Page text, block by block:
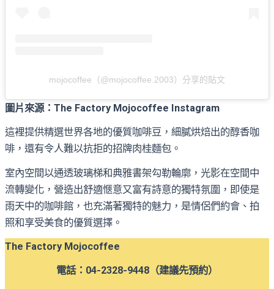
mojocoffee（@mojocoffee.2003）分享的貼文
圖片來源：The Factory Mojocoffee Instagram
這裡提供精選世界各地的優質咖啡豆，細膩烘焙出的醇香咖
啡，還有令人難以抗拒的招牌肉桂麵包。
室內空間以通透玻璃梯和典雅書架勾勒輪廓，光影在空間中
流轉變化，營造出舒適愜意又富有詩意的獨特氛圍，即使是
雨天中的咖啡館，也充滿著獨特的魅力，是情侶們約會、拍
照和享受美食的優質選擇。
The Factory Mojocoffee
電話：04-2328-9448（建議先預約）